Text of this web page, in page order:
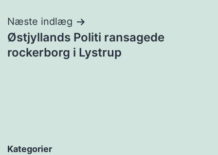
Næste indlæg
Østjyllands Politi ransagede
rockerborg i Lystrup
Kategorier